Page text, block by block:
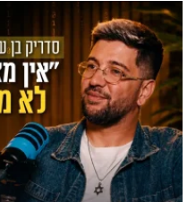
שאתם חייבים לנסות